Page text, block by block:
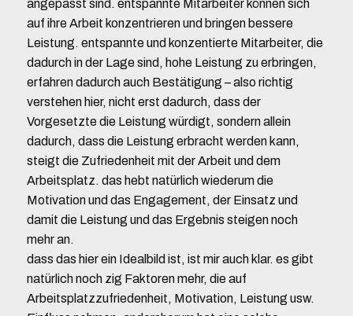
angepasst sind. entspannte Mitarbeiter können sich
auf ihre Arbeit konzentrieren und bringen bessere
Leistung. entspannte und konzentierte Mitarbeiter, die
dadurch in der Lage sind, hohe Leistung zu erbringen,
erfahren dadurch auch Bestätigung – also richtig
verstehen hier, nicht erst dadurch, dass der
Vorgesetzte die Leistung würdigt, sondern allein
dadurch, dass die Leistung erbracht werden kann,
steigt die Zufriedenheit mit der Arbeit und dem
Arbeitsplatz. das hebt natürlich wiederum die
Motivation und das Engagement, der Einsatz und
damit die Leistung und das Ergebnis steigen noch
mehr an.
dass das hier ein Idealbild ist, ist mir auch klar. es gibt
natürlich noch zig Faktoren mehr, die auf
Arbeitsplatzzufriedenheit, Motivation, Leistung usw.